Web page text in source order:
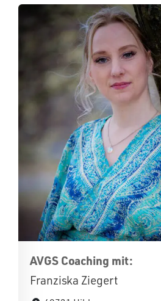
AVGS Coaching mit:
Franziska Ziegert